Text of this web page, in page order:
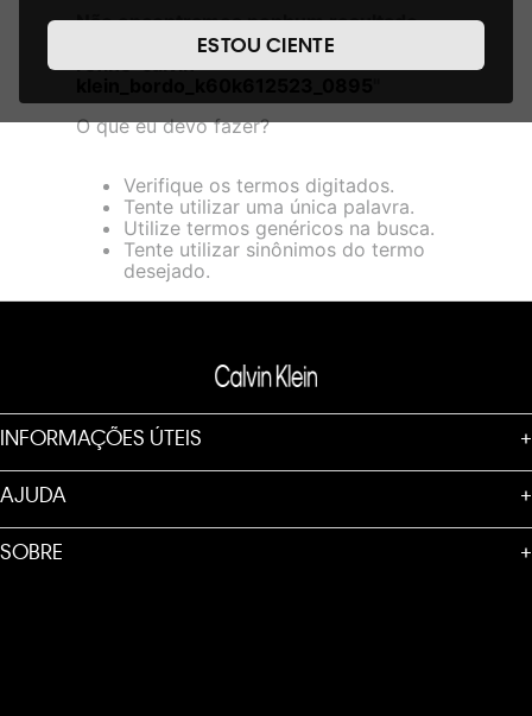
de cookies, informaremos quais cookies usaremos e quais
suas funções. A forma como processamos os dados
nosso Aviso de Privacidade. Quando você visita nosso site,
consideraremos isso como sua solicitação específica para
entre outros, a capacidade de comprar um item em nossa
loja virtual. Para maiores informações sobre o nosso aviso de
Cookies acesse o link.
ESTOU CIENTE
Não encontramos nenhum resultado
bolsa-feminina-media-shopper-
refine-calvin-
O que eu devo fazer?
Verifique os termos digitados.
Tente utilizar uma única palavra.
Utilize termos genéricos na busca.
Tente utilizar sinônimos do termo
desejado.
INFORMAÇÕES ÚTEIS +
AJUDA +
SOBRE +